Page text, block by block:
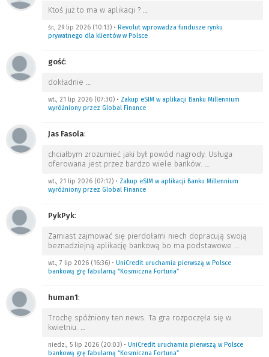
Ktoś już to ma w aplikacji ? …
śr., 29 lip 2026 (10:13) • Revolut wprowadza fundusze rynku
prywatnego dla klientów w Polsce
gość:
dokładnie …
wt., 21 lip 2026 (07:30) • Zakup eSIM w aplikacji Banku Millennium
wyróżniony przez Global Finance
Jas Fasola:
chciałbym zrozumieć jaki był powód nagrody. Usługa
oferowana jest przez bardzo wiele banków. …
wt., 21 lip 2026 (07:12) • Zakup eSIM w aplikacji Banku Millennium
wyróżniony przez Global Finance
PykPyk:
Zamiast zajmować się pierdołami niech dopracują swoją
beznadziejną aplikację bankową bo ma podstawowe …
wt., 7 lip 2026 (16:36) • UniCredit uruchamia pierwszą w Polsce
bankową grę fabularną “Kosmiczna Fortuna”
human1:
Trochę spóźniony ten news. Ta gra rozpoczęła się w
kwietniu. …
niedz., 5 lip 2026 (20:03) • UniCredit uruchamia pierwszą w Polsce
bankową grę fabularną “Kosmiczna Fortuna”